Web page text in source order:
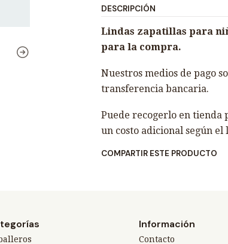
i
d
a
DESCRIPCIÓN
Lindas zapatillas para
para la compra.
Nuestros medios de pago
transferencia bancaria.
Puede recogerlo en tienda
un costo adicional según el
COMPARTIR ESTE PRODUCTO
Información
Contacto